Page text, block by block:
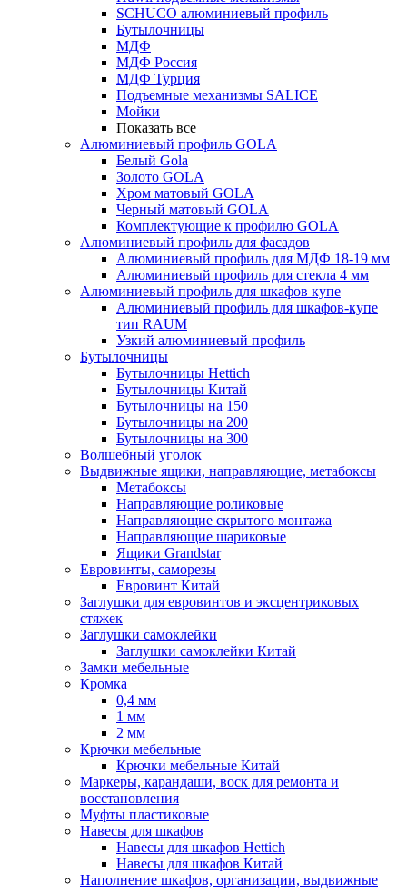
SCHUCO алюминиевый профиль
Бутылочницы
МДФ
МДФ Россия
МДФ Турция
Подъемные механизмы SALICE
Мойки
Показать все
Алюминиевый профиль GOLA
Белый Gola
Золото GOLA
Хром матовый GOLA
Черный матовый GOLA
Комплектующие к профилю GOLA
Алюминиевый профиль для фасадов
Алюминиевый профиль для МДФ 18-19 мм
Алюминиевый профиль для стекла 4 мм
Алюминиевый профиль для шкафов купе
Алюминиевый профиль для шкафов-купе
тип RAUM
Узкий алюминиевый профиль
Бутылочницы
Бутылочницы Hettich
Бутылочницы Китай
Бутылочницы на 150
Бутылочницы на 200
Бутылочницы на 300
Волшебный уголок
Выдвижные ящики, направляющие, метабоксы
Метабоксы
Направляющие роликовые
Направляющие скрытого монтажа
Направляющие шариковые
Ящики Grandstar
Евровинты, саморезы
Евровинт Китай
Заглушки для евровинтов и эксцентриковых
стяжек
Заглушки самоклейки
Заглушки самоклейки Китай
Замки мебельные
Кромка
0,4 мм
1 мм
2 мм
Крючки мебельные
Крючки мебельные Китай
Маркеры, карандаши, воск для ремонта и
восстановления
Муфты пластиковые
Навесы для шкафов
Навесы для шкафов Hettich
Навесы для шкафов Китай
Наполнение шкафов, организации, выдвижные